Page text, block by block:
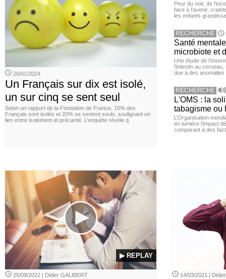
26/01/2024
Un Français sur dix est isolé,
un sur cinq se sent seul
Selon un rapport de la Fondation de France, 10% des
Français sont isolés et 20% se sentent seuls, soulignant un
lien entre isolement et précarité. L’enquête révèle q
Peur du noir, de
face à l'avenir,
les enfants
RECHERCHE
Santé
microbiote et
Une étude de
l’intestin au
due à des
RECHERCHE
L'OMS : la
tabagisme ou
L’Organisation
en lumière l’impact
comparant à des
▶ REPLAY
25/09/2022 | Didier GALIBERT 14/03/2021 |